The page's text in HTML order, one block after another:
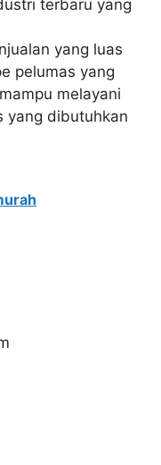
terbaru yang
yang luas
pelumas yang
melayani
yang dibutuhkan